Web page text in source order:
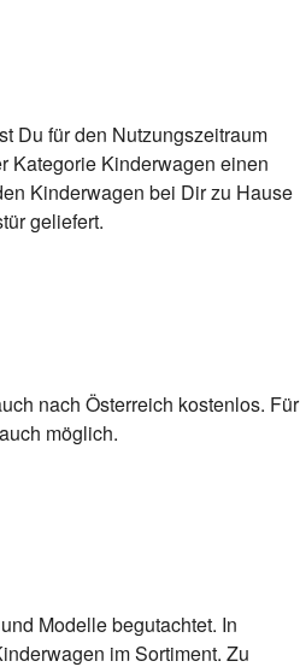
Du für den Nutzungszeitraum
Kategorie Kinderwagen einen
Kinderwagen bei Dir zu Hause
geliefert.
nach Österreich kostenlos. Für
möglich.
Modelle begutachtet. In
im Sortiment. Zu